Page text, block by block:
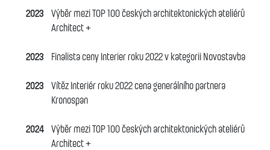
2023
Výběr mezi TOP 100 českých architektonických ateliérů
Architect +
2023 Finalista ceny Interier roku 2022 v kategorii Novostavba
2023
Vítěz Interiér roku 2022 cena generálního partnera
Kronospan
2024
Výběr mezi TOP 100 českých architektonických ateliérů
Architect +